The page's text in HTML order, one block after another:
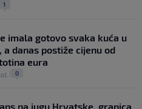
1
imala gotovo svaka kuća u
a danas postiže cijenu od
eura
0
na jugu Hrvatske, granica